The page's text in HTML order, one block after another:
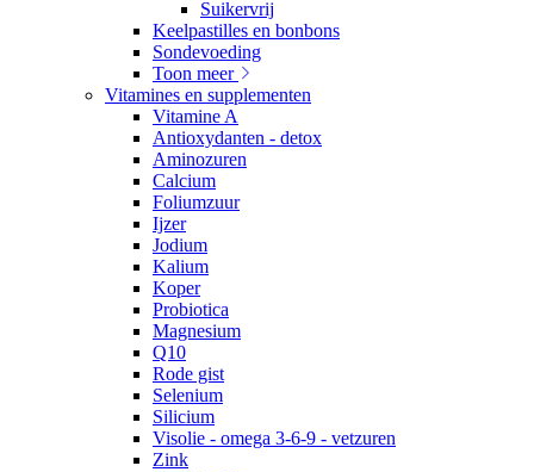
Suikervrij
Keelpastilles en bonbons
Sondevoeding
Toon meer
Vitamines en supplementen
Vitamine A
Antioxydanten - detox
Aminozuren
Calcium
Foliumzuur
Ijzer
Jodium
Kalium
Koper
Probiotica
Magnesium
Q10
Rode gist
Selenium
Silicium
Visolie - omega 3-6-9 - vetzuren
Zink